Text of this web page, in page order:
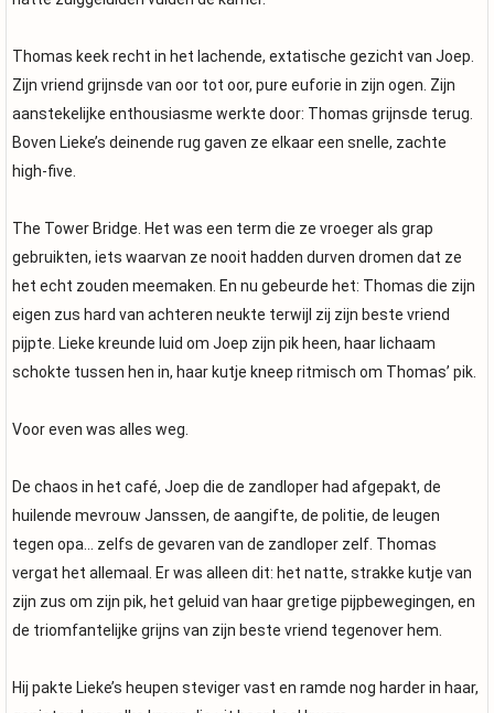
Thomas keek recht in het lachende, extatische gezicht van Joep.
Zijn vriend grijnsde van oor tot oor, pure euforie in zijn ogen. Zijn
aanstekelijke enthousiasme werkte door: Thomas grijnsde terug.
Boven Lieke’s deinende rug gaven ze elkaar een snelle, zachte
high-five.
The Tower Bridge. Het was een term die ze vroeger als grap
gebruikten, iets waarvan ze nooit hadden durven dromen dat ze
het echt zouden meemaken. En nu gebeurde het: Thomas die zijn
eigen zus hard van achteren neukte terwijl zij zijn beste vriend
pijpte. Lieke kreunde luid om Joep zijn pik heen, haar lichaam
schokte tussen hen in, haar kutje kneep ritmisch om Thomas’ pik.
Voor even was alles weg.
De chaos in het café, Joep die de zandloper had afgepakt, de
huilende mevrouw Janssen, de aangifte, de politie, de leugen
tegen opa… zelfs de gevaren van de zandloper zelf. Thomas
vergat het allemaal. Er was alleen dit: het natte, strakke kutje van
zijn zus om zijn pik, het geluid van haar gretige pijpbewegingen, en
de triomfantelijke grijns van zijn beste vriend tegenover hem.
Hij pakte Lieke’s heupen steviger vast en ramde nog harder in haar,